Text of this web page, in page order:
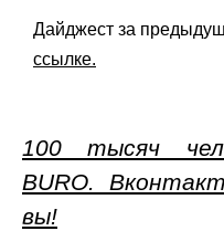
Дайджест за
ссылке.
100 тысяч
BURO.
вы!